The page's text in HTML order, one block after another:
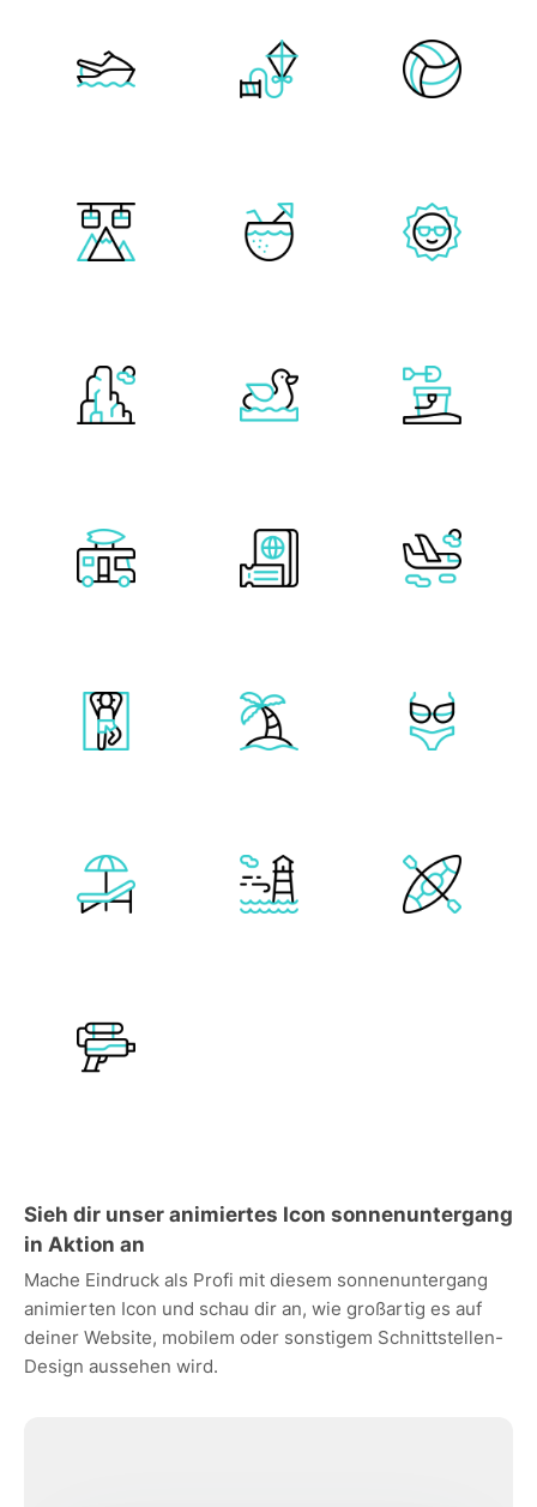
Sieh dir unser animiertes Icon sonnenuntergang
in Aktion an
Mache Eindruck als Profi mit diesem sonnenuntergang
animierten Icon und schau dir an, wie großartig es auf
deiner Website, mobilem oder sonstigem Schnittstellen-
Design aussehen wird.